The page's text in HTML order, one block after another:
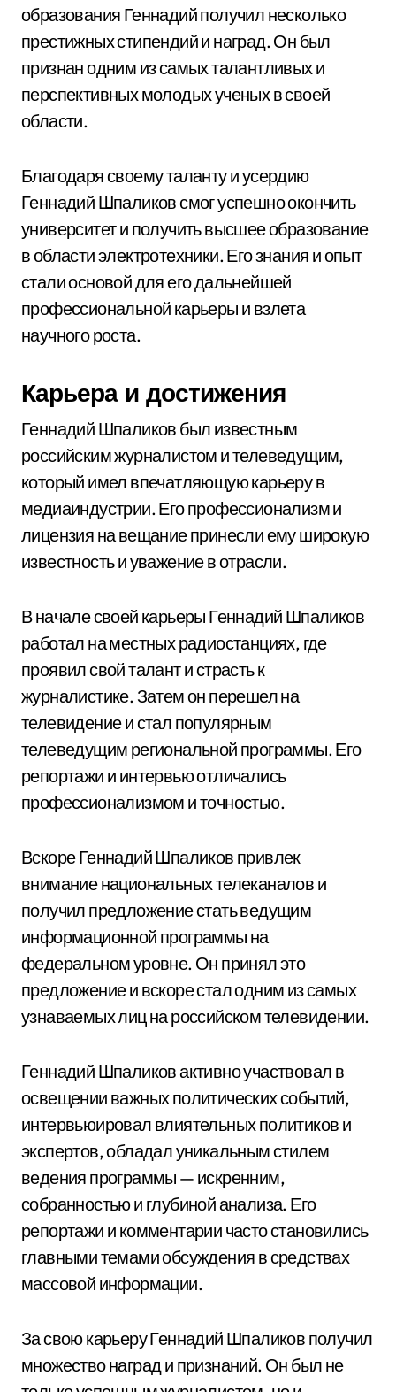
образования Геннадий получил несколько
престижных стипендий и наград. Он был
признан одним из самых талантливых и
перспективных молодых ученых в своей
области.
Благодаря своему таланту и усердию
Геннадий Шпаликов смог успешно окончить
университет и получить высшее образование
в области электротехники. Его знания и опыт
стали основой для его дальнейшей
профессиональной карьеры и взлета
научного роста.
Карьера и достижения
Геннадий Шпаликов был известным
российским журналистом и телеведущим,
который имел впечатляющую карьеру в
медиаиндустрии. Его профессионализм и
лицензия на вещание принесли ему широкую
известность и уважение в отрасли.
В начале своей карьеры Геннадий Шпаликов
работал на местных радиостанциях, где
проявил свой талант и страсть к
журналистике. Затем он перешел на
телевидение и стал популярным
телеведущим региональной программы. Его
репортажи и интервью отличались
профессионализмом и точностью.
Вскоре Геннадий Шпаликов привлек
внимание национальных телеканалов и
получил предложение стать ведущим
информационной программы на
федеральном уровне. Он принял это
предложение и вскоре стал одним из самых
узнаваемых лиц на российском телевидении.
Геннадий Шпаликов активно участвовал в
освещении важных политических событий,
интервьюировал влиятельных политиков и
экспертов, обладал уникальным стилем
ведения программы — искренним,
собранностью и глубиной анализа. Его
репортажи и комментарии часто становились
главными темами обсуждения в средствах
массовой информации.
За свою карьеру Геннадий Шпаликов получил
множество наград и признаний. Он был не